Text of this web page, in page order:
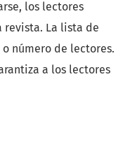
los lectores
revista. La lista de
número de lectores.
a los lectores